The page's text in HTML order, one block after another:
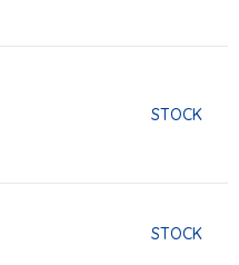
STOCK
STOCK